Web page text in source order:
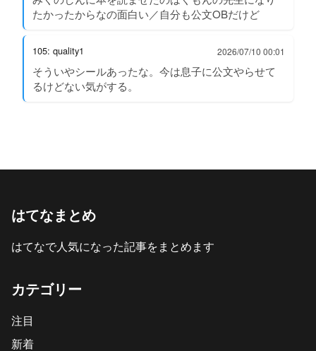
たかったからなの面白い／自分も公文OBだけど
105: quality1 2026/07/10 00:01
そういやシールあったな。今は息子に公文やらせて
るけどない気がする。
はてなまとめ
はてなで人気になった記事をまとめます
カテゴリー
注目
新着